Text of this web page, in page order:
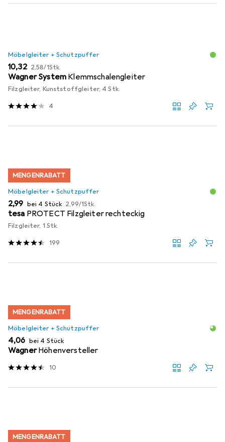
Möbelgleiter + Schutzpuffer
EUR
10,32 EUR
2,58/1Stk.
Wagner System Klemmschalengleiter
Filzgleiter, Kunststoffgleiter, 4 Stk.
4
MENGENRABATT
Möbelgleiter + Schutzpuffer
EUR
2,99 bei 4 Stück EUR
2,99/1Stk.
tesa PROTECT Filzgleiter rechteckig
Filzgleiter, 1 Stk.
199
MENGENRABATT
Möbelgleiter + Schutzpuffer
EUR
4,06 bei 4 Stück
Wagner Höhenversteller
10
MENGENRABATT